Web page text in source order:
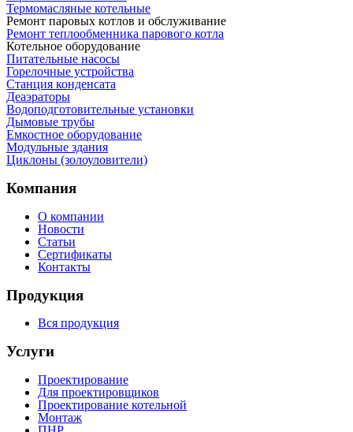
Термомасляные котельные
Ремонт паровых котлов и обслуживание
Ремонт теплообменника парового котла
Котельное оборудование
Питательные насосы
Горелочные устройства
Станция конденсата
Деаэраторы
Водоподготовительные установки
Дымовые трубы
Емкостное оборудование
Mодульные здания
Циклоны (золоуловители)
Компания
О компании
Новости
Статьи
Сертификаты
Контакты
Продукция
Вся продукция
Услуги
Проектирование
Для проектировщиков
Проектирование котельной
Монтаж